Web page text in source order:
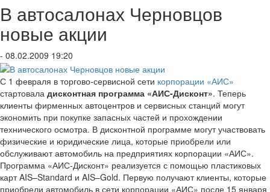
В автосалонах Черновцов
новые акции
- 08.02.2009 19:20
С 1 февраля в торгово-сервисной сети корпорации «АИС»
стартовала дисконтная программа «АИС-Дисконт». Теперь
клиенты фирменных автоцентров и сервисных станций могут
экономить при покупке запасных частей и прохождении
технического осмотра. В дисконтной программе могут участвовать
физические и юридические лица, которые приобрели или
обслуживают автомобиль на предприятиях корпорации «АИС».
Программа «АИС-Дисконт» реализуется с помощью пластиковых
карт AIS–Standard и AIS–Gold. Первую получают клиенты, которые
приобрели автомобиль в сети корпорации «АИС» после 15 января